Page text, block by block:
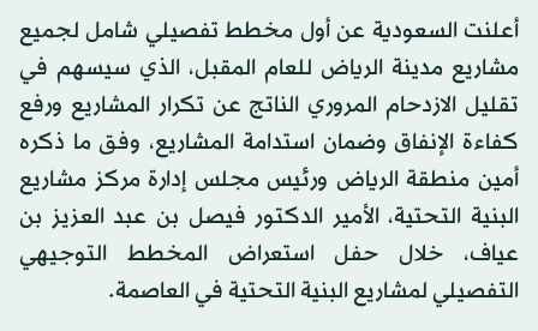
أعلنت السعودية عن أول مخطط تفصيلي شامل لجميع
مشاريع مدينة الرياض للعام المقبل، الذي سيسهم في
تقليل الازدحام المروري الناتج عن تكرار المشاريع ورفع
كفاءة الإنفاق وضمان استدامة المشاريع، وفق ما ذكره
أمين منطقة الرياض ورئيس مجلس إدارة مركز مشاريع
البنية التحتية، الأمير الدكتور فيصل بن عبد العزيز بن
عياف، خلال حفل استعراض المخطط التوجيهي
التفصيلي لمشاريع البنية التحتية في العاصمة.